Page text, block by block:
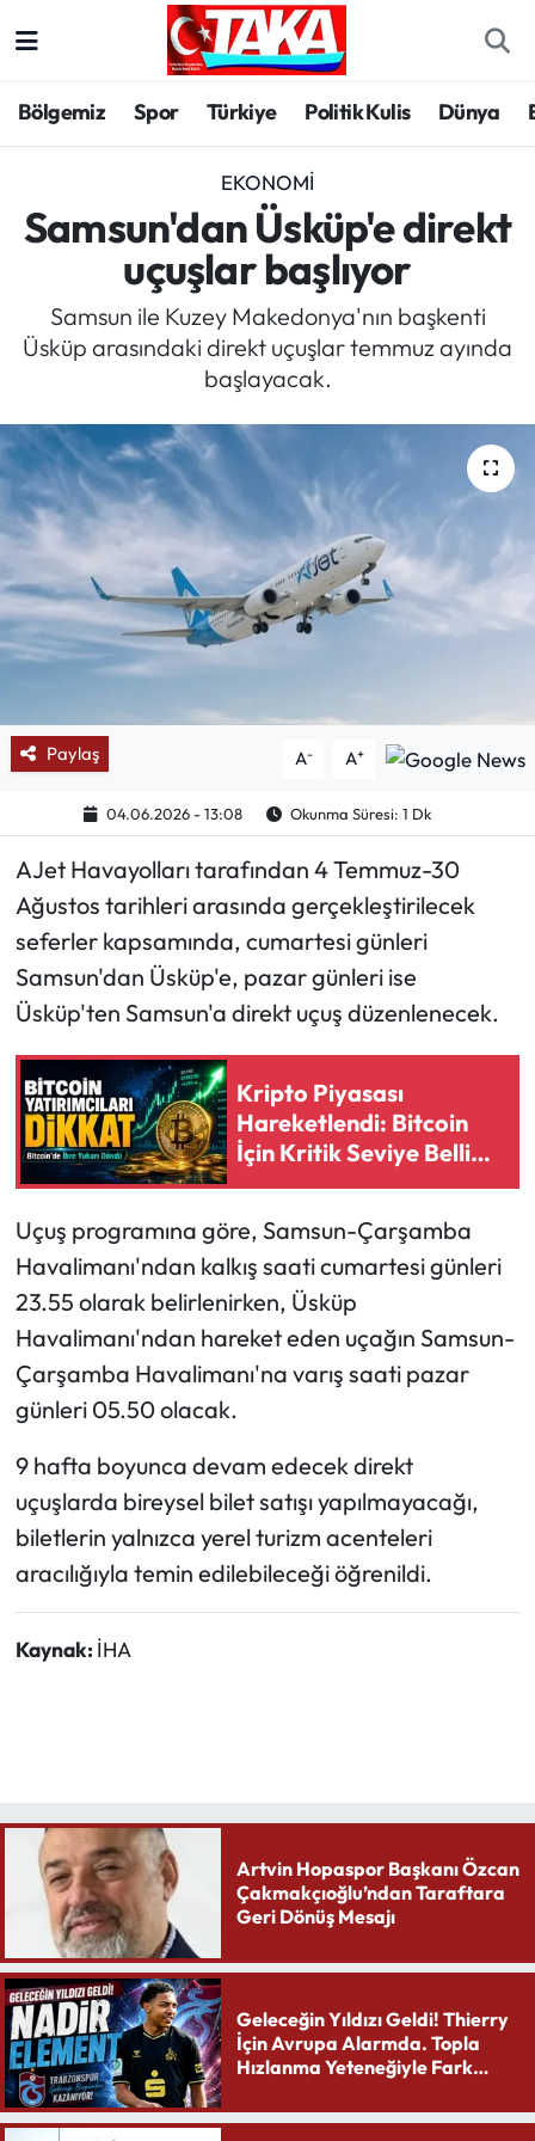
Bölgemiz Spor Türkiye Politik Kulis Dünya
EKONOMI
Samsun'dan Üsküp'e direkt
uçuşlar başlıyor
Samsun ile Kuzey Makedonya'nın başkenti
Üsküp arasındaki direkt uçuşlar temmuz ayında
başlayacak.
Paylaş A- A+
04.06.2026 - 13:08 Okunma Süresi: 1 Dk
AJet Havayolları tarafından 4 Temmuz-30
Ağustos tarihleri arasında gerçekleştirilecek
seferler kapsamında, cumartesi günleri
Samsun'dan Üsküp'e, pazar günleri ise
Üsküp'ten Samsun'a direkt uçuş düzenlenecek.
Kripto Piyasası
Hareketlendi: Bitcoin
İçin Kritik Seviye Belli
Oldu
Uçuş programına göre, Samsun-Çarşamba
Havalimanı'ndan kalkış saati cumartesi günleri
23.55 olarak belirlenirken, Üsküp
Havalimanı'ndan hareket eden uçağın Samsun-
Çarşamba Havalimanı'na varış saati pazar
günleri 05.50 olacak.
9 hafta boyunca devam edecek direkt
uçuşlarda bireysel bilet satışı yapılmayacağı,
biletlerin yalnızca yerel turizm acenteleri
aracılığıyla temin edilebileceği öğrenildi.
Kaynak: İHA
Artvin Hopaspor Başkanı Özcan
Çakmakçıoğlu’ndan Taraftara
Geri Dönüş Mesajı
Geleceğin Yıldızı Geldi! Thierry
İçin Avrupa Alarmda. Topla
Hızlanma Yeteneğiyle Fark
Spor
Kültür/Sanat
Politika
Dünya
Magazin
Mektup Galeri
Röportaj
Köşe Yazıları
Karikatür Galeri
BIK
ASTROLOJİ
Spor Yazıları
Mektup Galeri
Ekonomi
Sağlık
Turizm
Teknoloji
Trabzon Hava Durumu
Trabzon Trafik Yoğunluk Haritası
Süper Lig Puan Durumu ve Fikstür
Tüm Manşetler
Son Dakika Haberleri
Haber Arşivi